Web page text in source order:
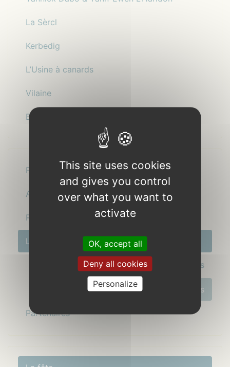
La Sèrcl
Kerbedig
L’Usine à canards
Vilaine
Erwan Menguy Quartet
Présentation
Actualité
Recettes
Le coin nostalgie
Programmation des années précédentes
Les artistes des années précédentes
Partenaires
This site uses cookies
and gives you control
over what you want to
activate
OK, accept all
Deny all cookies
Personalize